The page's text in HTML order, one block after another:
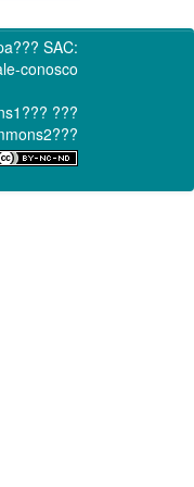
SAC:
conosco
???